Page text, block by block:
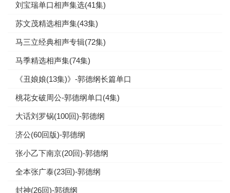
刘宝瑞单口相声集选(41集)
苏文茂精选相声集(43集)
马三立经典相声专辑(72集)
马季精选相声集(74集)
《丑娘娘(13集)》-郭德纲长篇单口
桃花女破周公-郭德纲单口(4集)
大话刘罗锅(100回)-郭德纲
济公(60回版)-郭德纲
张小乙下南京(20回)-郭德纲
全本张广泰(23回)-郭德纲
封神(26回)-郭德纲